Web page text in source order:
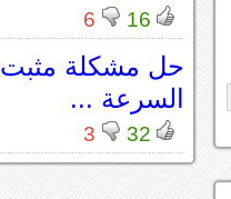
16
6
حل مشكلة مثبت
السرعة ...
32
3